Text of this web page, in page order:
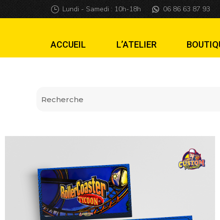
Cartes de Règles
Lundi - Samedi : 10h-18h 06 86 63 87 93
ACCUEIL L’ATELIER